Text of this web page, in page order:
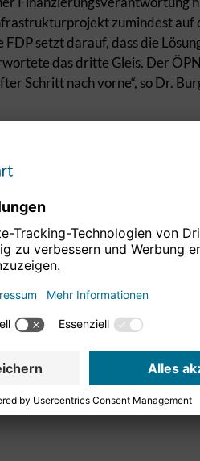
zumindest auf
setzt darauf, dass die
das dritte Gleis. Der
Schritt nach vorne“, so Dr.